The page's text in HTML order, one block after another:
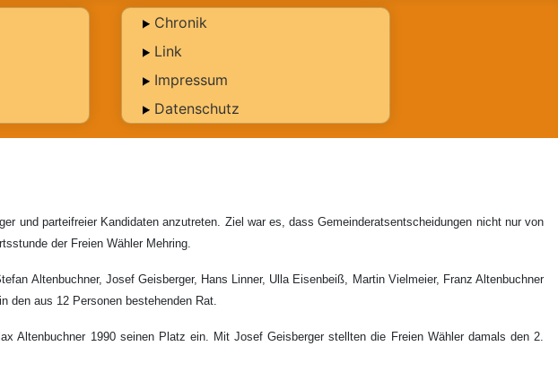
Chronik
Link
Impressum
Datenschutz
und parteifreier Kandidaten anzutreten. Ziel war es, dass Gemeinderatsentscheidungen nicht nur von
der Freien Wähler Mehring.
Altenbuchner, Josef Geisberger, Hans Linner, Ulla Eisenbeiß, Martin Vielmeier, Franz Altenbuchner
den aus 12 Personen bestehenden Rat.
Altenbuchner 1990 seinen Platz ein. Mit Josef Geisberger stellten die Freien Wähler damals den 2.